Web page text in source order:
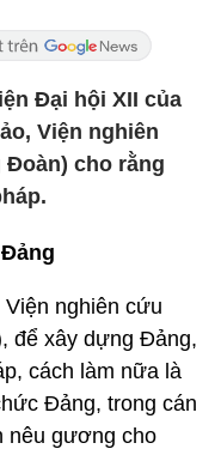
Đại hội XII của
Viện nghiên
cho rằng
nghiên cứu
để xây dựng Đảng,
cách làm nữa là
Đảng, trong cán
nêu gương cho